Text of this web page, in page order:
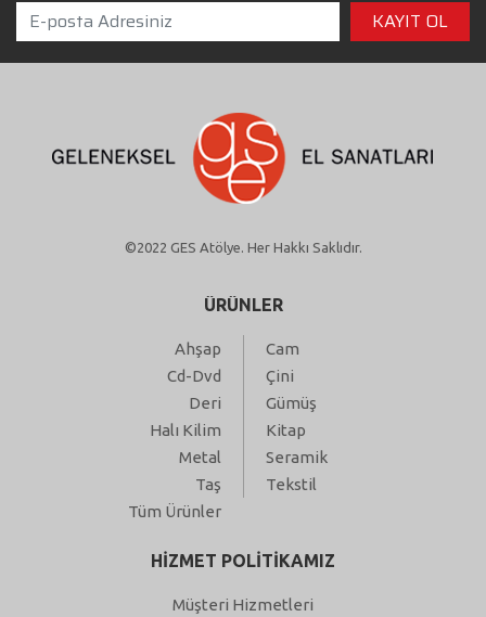
©2022 GES Atölye. Her Hakkı Saklıdır.
ÜRÜNLER
Ahşap
Cam
Cd-Dvd
Çini
Deri
Gümüş
Halı Kilim
Kitap
Metal
Seramik
Taş
Tekstil
Tüm Ürünler
HİZMET POLİTİKAMIZ
Müşteri Hizmetleri